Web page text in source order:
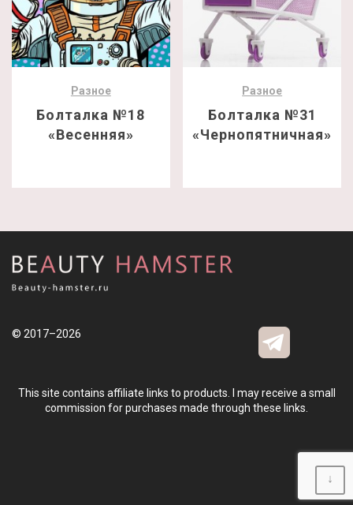
Разное
Болталка №18
«Весенняя»
Разное
Болталка №31
«Чернопятничная»
© 2017–2026
This site contains affiliate links to products. I may receive a small
commission for purchases made through these links.
↓